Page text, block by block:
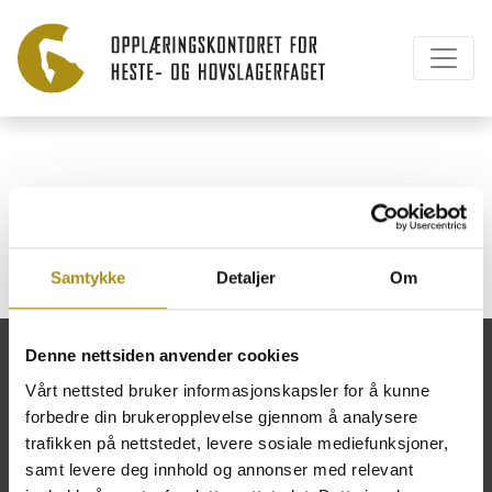
Samtykke Detaljer Om
Denne nettsiden anvender cookies
Vårt nettsted bruker informasjonskapsler for å kunne
forbedre din brukeropplevelse gjennom å analysere
trafikken på nettstedet, levere sosiale mediefunksjoner,
samt levere deg innhold og annonser med relevant
Ecurie Phønix AS
Opplæringskontoret for heste- og
hovslagerfaget